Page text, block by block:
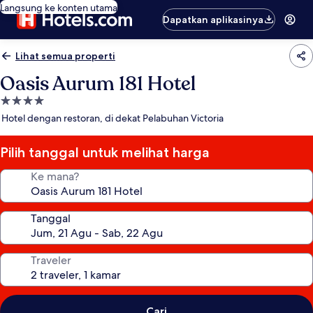
Langsung ke konten utama
Dapatkan aplikasinya
Lihat semua properti
Oasis Aurum 181 Hotel
Properti
bintang
Hotel dengan restoran, di dekat Pelabuhan Victoria
Pilih tanggal untuk melihat harga
Ke mana?
Tanggal
Traveler